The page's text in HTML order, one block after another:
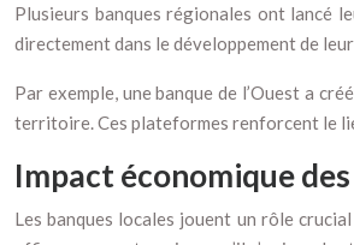
Plusieurs banques régionales ont lancé
directement dans le développement de
Par exemple, une banque de l’Ouest a
territoire. Ces plateformes renforcent le
Impact économique
Les banques locales jouent un rôle